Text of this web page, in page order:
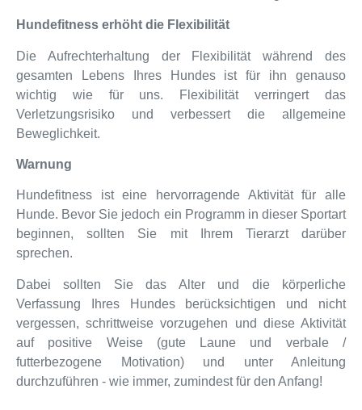
Hundefitness erhöht die Flexibilität
Die Aufrechterhaltung der Flexibilität während des
gesamten Lebens Ihres Hundes ist für ihn genauso
wichtig wie für uns. Flexibilität verringert das
Verletzungsrisiko und verbessert die allgemeine
Beweglichkeit.
Warnung
Hundefitness ist eine hervorragende Aktivität für alle
Hunde. Bevor Sie jedoch ein Programm in dieser Sportart
beginnen, sollten Sie mit Ihrem Tierarzt darüber
sprechen.
Dabei sollten Sie das Alter und die körperliche
Verfassung Ihres Hundes berücksichtigen und nicht
vergessen, schrittweise vorzugehen und diese Aktivität
auf positive Weise (gute Laune und verbale /
futterbezogene Motivation) und unter Anleitung
durchzuführen - wie immer, zumindest für den Anfang!